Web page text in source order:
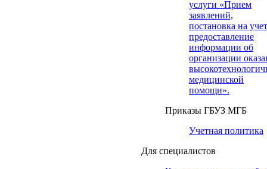
услуги «Прием
заявлений,
постановка на
предоставление
информации об
организации
медицинской
помощи».
Приказы ГБУЗ МГБ
Учетная политика
Для специалистов